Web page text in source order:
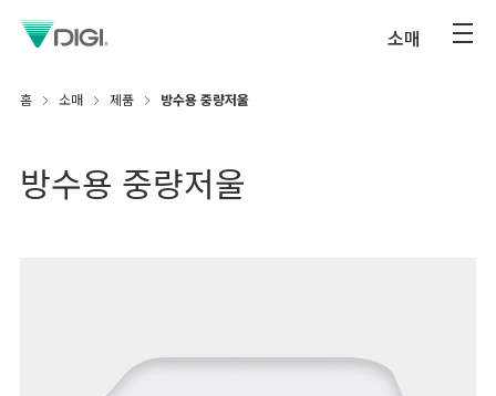
소매
홈 소매 제품 방수용 중량저울
방수용 중량저울